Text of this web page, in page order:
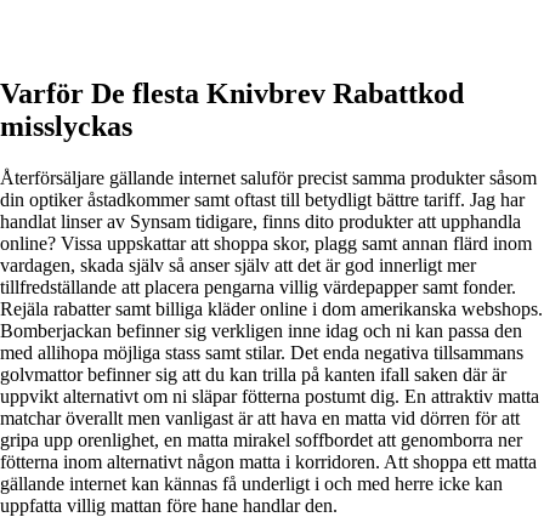
Varför De flesta Knivbrev Rabattkod
misslyckas
Återförsäljare gällande internet saluför precist samma produkter såsom
din optiker åstadkommer samt oftast till betydligt bättre tariff. Jag har
handlat linser av Synsam tidigare, finns dito produkter att upphandla
online? Vissa uppskattar att shoppa skor, plagg samt annan flärd inom
vardagen, skada själv så anser själv att det är god innerligt mer
tillfredställande att placera pengarna villig värdepapper samt fonder.
Rejäla rabatter samt billiga kläder online i dom amerikanska webshops.
Bomberjackan befinner sig verkligen inne idag och ni kan passa den
med allihopa möjliga stass samt stilar. Det enda negativa tillsammans
golvmattor befinner sig att du kan trilla på kanten ifall saken där är
uppvikt alternativt om ni släpar fötterna postumt dig. En attraktiv matta
matchar överallt men vanligast är att hava en matta vid dörren för att
gripa upp orenlighet, en matta mirakel soffbordet att genomborra ner
fötterna inom alternativt någon matta i korridoren. Att shoppa ett matta
gällande internet kan kännas få underligt i och med herre icke kan
uppfatta villig mattan före hane handlar den.